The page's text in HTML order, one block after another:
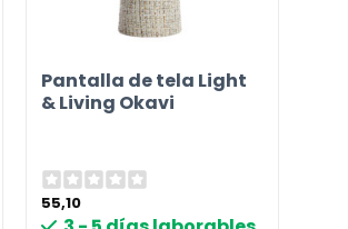
Pantalla de tela Light
& Living Okavi
55,10